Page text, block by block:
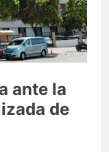
ante la
de